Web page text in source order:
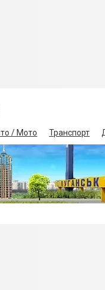
/ Мото Транспорт